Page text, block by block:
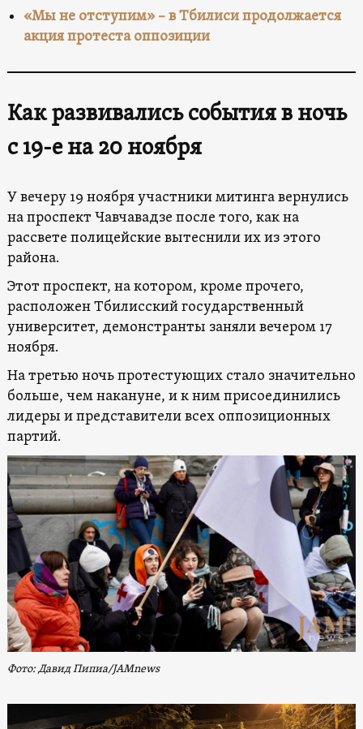
«Мы не отступим» – в Тбилиси продолжается
акция протеста оппозиции
Как развивались события в ночь
с 19-е на 20 ноября
У вечеру 19 ноября участники митинга вернулись
на проспект Чавчавадзе после того, как на
рассвете полицейские вытеснили их из этого
района.
Этот проспект, на котором, кроме прочего,
расположен Тбилисский государственный
университет, демонстранты заняли вечером 17
ноября.
На третью ночь протестующих стало значительно
больше, чем накануне, и к ним присоединились
лидеры и представители всех оппозиционных
партий.
Фото: Давид Пипиа/JAMnews